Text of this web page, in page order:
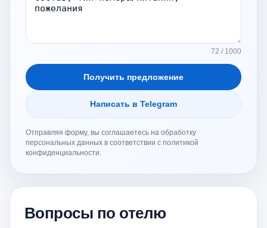
72 / 1000
Получить предложение
Написать в Telegram
Отправляя форму, вы соглашаетесь на обработку
персональных данных в соответствии с политикой
конфиденциальности.
Вопросы по отелю